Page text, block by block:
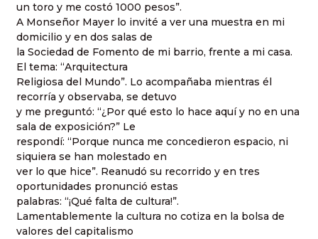
un toro y me costó 1000 pesos”.
A Monseñor Mayer lo invité a ver una muestra en mi
domicilio y en dos salas de
la Sociedad de Fomento de mi barrio, frente a mi casa.
El tema: “Arquitectura
Religiosa del Mundo”. Lo acompañaba mientras él
recorría y observaba, se detuvo
y me preguntó: “¿Por qué esto lo hace aquí y no en una
sala de exposición?” Le
respondí: “Porque nunca me concedieron espacio, ni
siquiera se han molestado en
ver lo que hice”. Reanudó su recorrido y en tres
oportunidades pronunció estas
palabras: “¡Qué falta de cultura!”.
Lamentablemente la cultura no cotiza en la bolsa de
valores del capitalismo